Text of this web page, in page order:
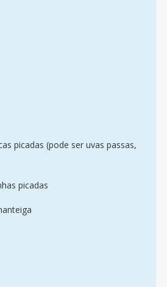
picadas (pode ser uvas passas,
picadas